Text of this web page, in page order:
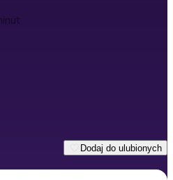
Dodaj do ulubionych